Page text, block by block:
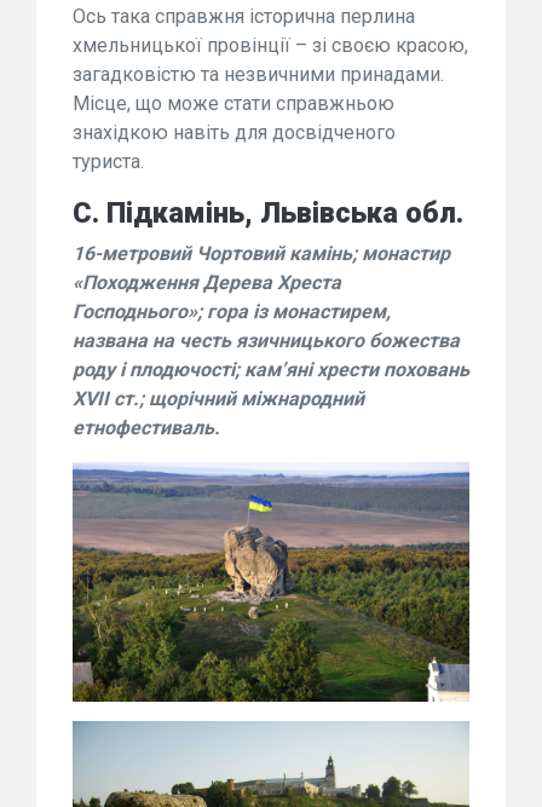
Ось така справжня історична перлина
хмельницької провінції – зі своєю красою,
загадковістю та незвичними принадами.
Місце, що може стати справжньою
знахідкою навіть для досвідченого
туриста.
С. Підкамінь, Львівська обл.
16-метровий Чортовий камінь; монастир
«Походження Дерева Хреста
Господнього»; гора із монастирем,
названа на честь язичницького божества
роду і плодючості; кам’яні хрести поховань
XVII ст.; щорічний міжнародний
етнофестиваль.